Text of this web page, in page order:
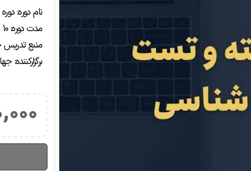
نام دوره:
مدت دوره: ۱۰ ساعت آموزش مفید
منبع تدریس